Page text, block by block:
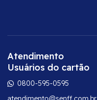
Atendimento
Usuários do cartão
0800-595-0595